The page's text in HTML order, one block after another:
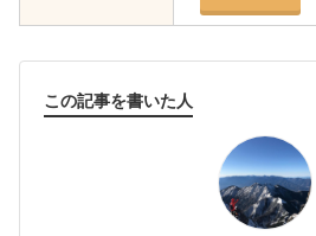
この記事を書いた人